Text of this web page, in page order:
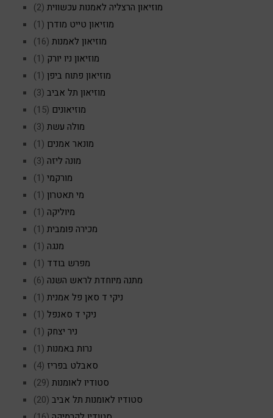
מוזיאון הרצליה לאמנות עכשווית (2)
מוזיאון טייט מודרן (1)
מוזיאון לאמנות (16)
מוזיאון ניו יורק (1)
מוזיאון פתוח ביפן (1)
מוזיאון תל אביב (3)
מוזיאונים (15)
מולה עשת (3)
מונאר אמנים (1)
מונה ליזה (3)
מורקמי (1)
מי תאטרון (1)
מיוליקה (1)
מכירה פומבית (1)
מנגה (1)
מפרש בודד (1)
מתנה מיוחדת לראש השנה (6)
ניקי ד סאן פל אמנית (1)
ניקי ד סאנפל (1)
ניר יצחק (1)
נרות באמנות (1)
סאבלט בפריז (4)
סטודיו לאומנות (29)
סטודיו לאומנות תל אביב (20)